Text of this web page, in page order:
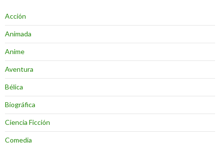
Acción
Animada
Anime
Aventura
Bélica
Biográfica
Ciencia Ficción
Comedia